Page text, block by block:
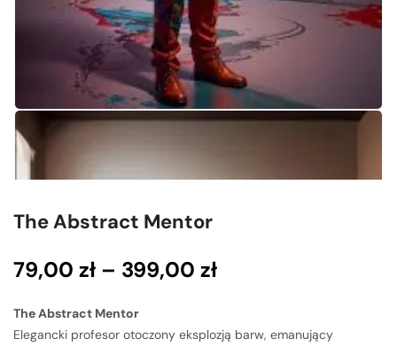
The Abstract Mentor
79,00 zł – 399,00 zł
The Abstract Mentor
Elegancki profesor otoczony eksplozją barw, emanujący